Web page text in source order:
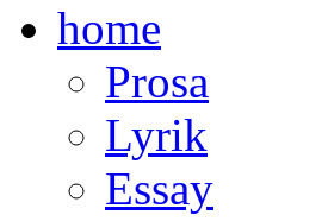
home
Prosa
Lyrik
Essay